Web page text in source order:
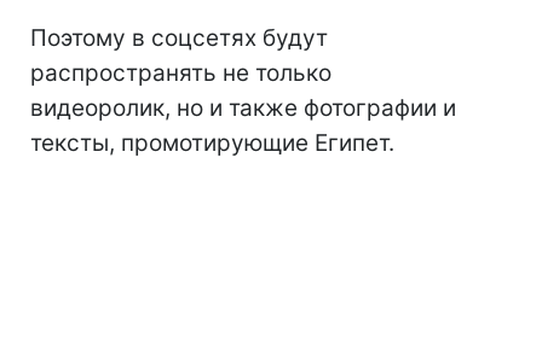
Поэтому в соцсетях будут
распространять не только
видеоролик, но и также фотографии и
тексты, промотирующие Египет.